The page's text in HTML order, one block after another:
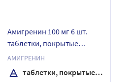
Амигренин 100 мг 6 шт.
таблетки, покрытые
пленочной оболочкой
АМИГРЕНИН
таблетки, покрытые пленочной оболочкой